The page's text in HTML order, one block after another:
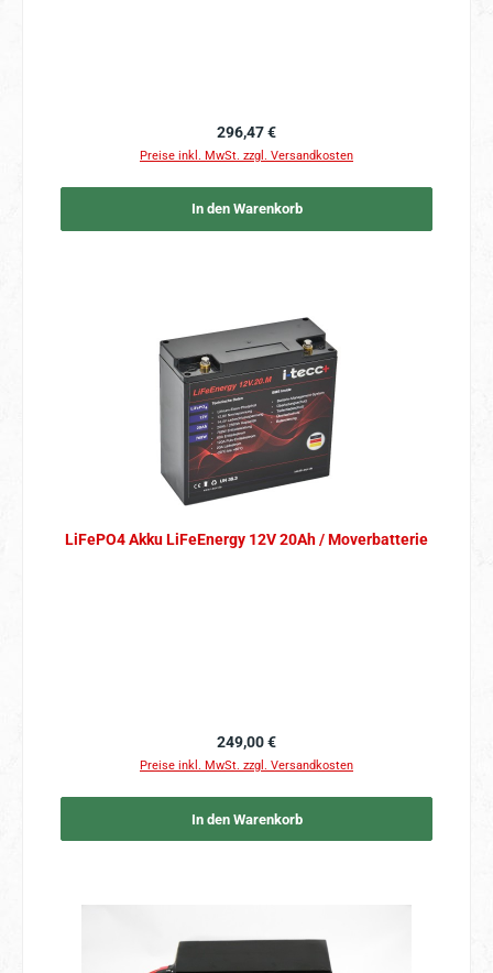
Regulärer Preis:
296,47 €
Preise inkl. MwSt. zzgl. Versandkosten
In den Warenkorb
LiFePO4 Akku LiFeEnergy 12V 20Ah / Moverbatterie
Regulärer Preis:
249,00 €
Preise inkl. MwSt. zzgl. Versandkosten
In den Warenkorb